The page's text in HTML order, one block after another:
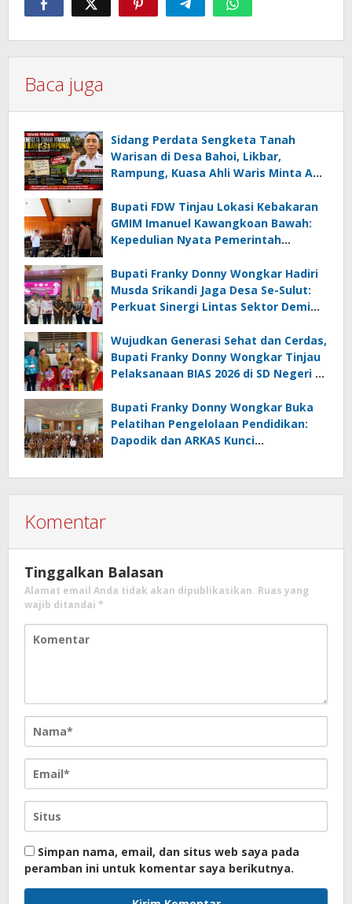
Baca juga
Sidang Perdata Sengketa Tanah
Warisan di Desa Bahoi, Likbar,
Rampung, Kuasa Ahli Waris Minta APH
Korupsi Dandes
Bupati FDW Tinjau Lokasi Kebakaran
GMIM Imanuel Kawangkoan Bawah:
Kepedulian Nyata Pemerintah
Terdampak
Bupati Franky Donny Wongkar Hadiri
Musda Srikandi Jaga Desa Se-Sulut:
Perkuat Sinergi Lintas Sektor Demi
Wujudkan Generasi Sehat dan Cerdas,
Bupati Franky Donny Wongkar Tinjau
Pelaksanaan BIAS 2026 di SD Negeri 2
Bupati Franky Donny Wongkar Buka
Pelatihan Pengelolaan Pendidikan:
Dapodik dan ARKAS Kunci
Komentar
Tinggalkan Balasan
Alamat email Anda tidak akan dipublikasikan. Ruas yang
wajib ditandai *
Simpan nama, email, dan situs web saya pada
peramban ini untuk komentar saya berikutnya.